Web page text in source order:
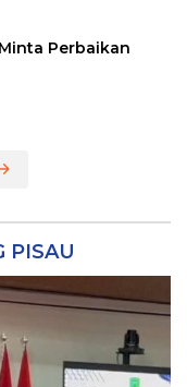
Perbaikan
PISAU